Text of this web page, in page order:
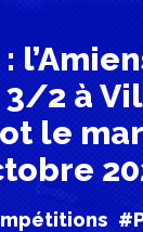
3/2 à
le